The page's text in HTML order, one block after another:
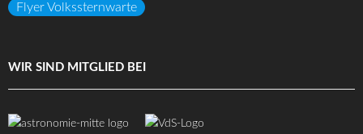
Flyer Volkssternwarte
WIR SIND MITGLIED BEI